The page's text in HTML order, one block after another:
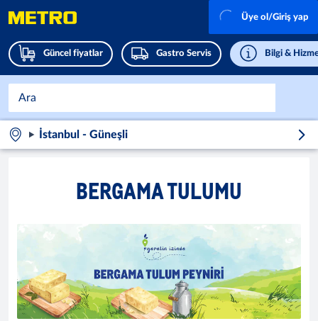
Güncel fiyatlar Gastro Servis Bilgi &
Üye ol/Giriş yap
İstanbul - Güneşli
BERGAMA TULUMU